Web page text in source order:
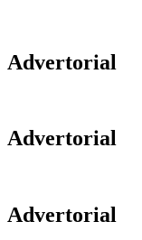
Advertorial
Advertorial
Advertorial